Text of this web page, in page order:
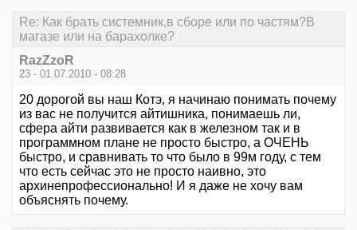
Re: Как брать системник,в сборе или по частям?В
магазе или на барахолке?
RazZzoR
23 - 01.07.2010 - 08:28
20 дорогой вы наш Котэ, я начинаю понимать почему
из вас не получится айтишника, понимаешь ли,
сфера айти развивается как в железном так и в
программном плане не просто быстро, а ОЧЕНЬ
быстро, и сравнивать то что было в 99м году, с тем
что есть сейчас это не просто наивно, это
архинепрофессионально! И я даже не хочу вам
объяснять почему.